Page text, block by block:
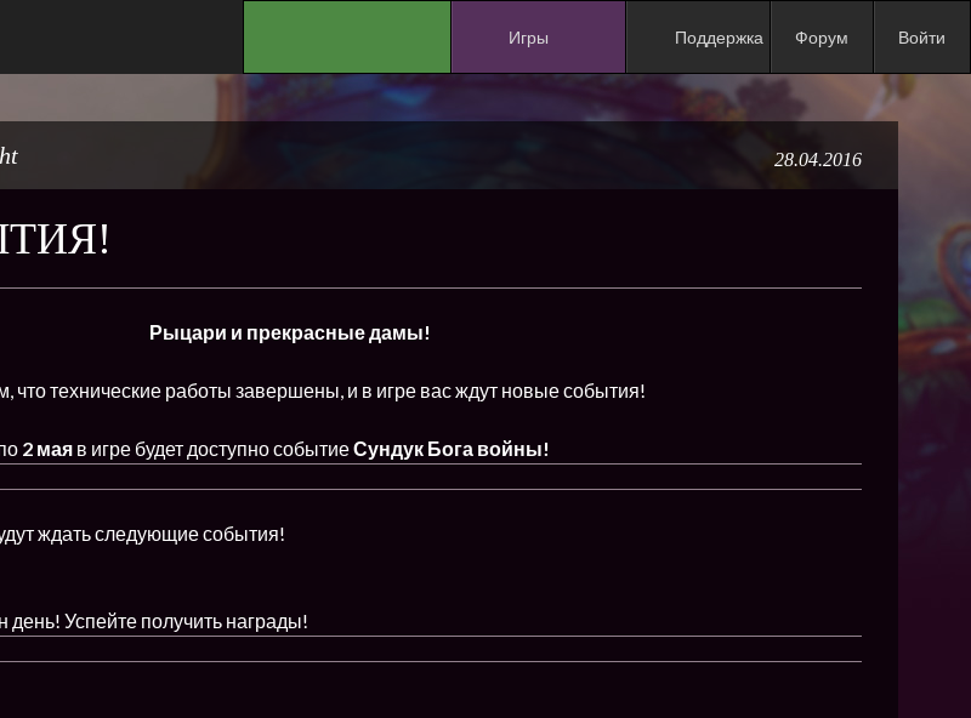
Игры
NEW
Поддержка Форум Войти
28.04.2016
Рыцари и прекрасные дамы!
технические работы завершены, и в игре вас ждут новые события!
2 мая в игре будет доступно событиеСундук Бога войны!
ждать следующие события!
Успейте получить награды!